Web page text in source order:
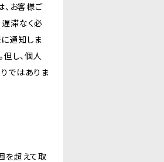
、お客様ご
滞なく必
通知しま
し、個人
ではありま
を超えて取